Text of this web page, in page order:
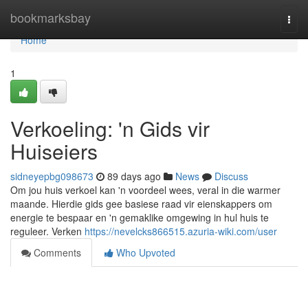
bookmarksbay
Home
Home
1
Verkoeling: 'n Gids vir
Huiseiers
sidneyepbg098673 89 days ago News
Discuss
Om jou huis verkoel kan 'n voordeel wees, veral in die warmer
maande. Hierdie gids gee basiese raad vir eienskappers om
energie te bespaar en 'n gemaklike omgewing in hul huis te
reguleer. Verken https://nevelcks866515.azuria-wiki.com/user
Comments
Who Upvoted